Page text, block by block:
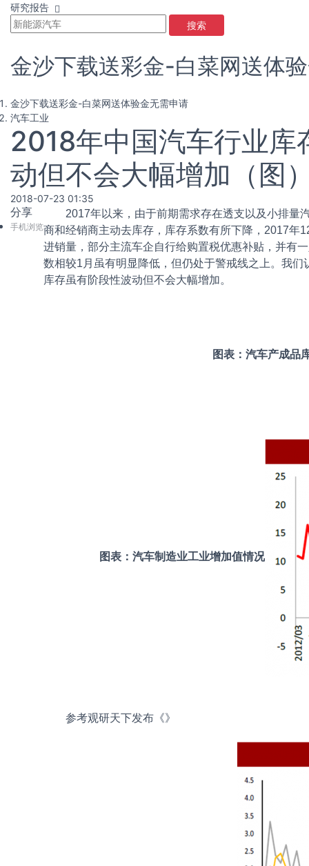
研究报告
搜索
金沙下载送彩金-白菜网送体
金沙下载送彩金-白菜网送体验金无需申请
汽车工业
2018年中国汽车行业库
动但不会大幅增加（图
2018-07-23 01:35
分享
手机浏览
2017年以来，由于前期需求存在透支以及小排量
商和经销商主动去库存，库存系数有所下降，2017年
进销量，部分主流车企自行给购置税优惠补贴，并有
数相较1月虽有明显降低，但仍处于警戒线之上。我
库存虽有阶段性波动但不会大幅增加。
图表：汽车产成品
图表：汽车制造业工业增加值情况
参考观研天下发布《》